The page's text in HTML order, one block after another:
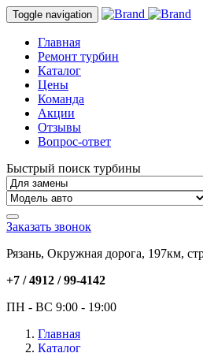
Toggle navigation
Главная
Ремонт турбин
Каталог
Цены
Команда
Акции
Отзывы
Вопрос-ответ
Быстрый поиск турбины
Заказать звонок
Рязань, Окружная дорога, 197км,
+7 / 4912 /99-4142
ПН - ВС 9:00 - 19:00
Главная
Каталог